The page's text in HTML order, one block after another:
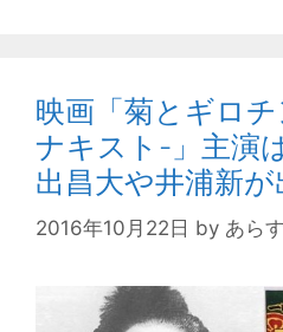
映画「菊とギロ
ナキスト-」主演
出昌大や井浦新が
2016年10月22日 by あら